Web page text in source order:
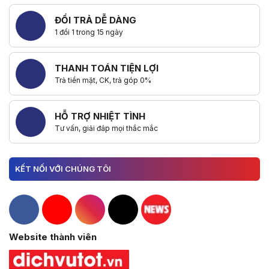
ĐỔI TRẢ DỄ DÀNG
1 đổi 1 trong 15 ngày
THANH TOÁN TIỆN LỢI
Trả tiền mặt, CK, trả góp 0%
HỖ TRỢ NHIỆT TÌNH
Tư vấn, giải đáp mọi thắc mắc
KẾT NỐI VỚI CHÚNG TÔI
Hacom Facebook
Hacom YouTube
Hacom Instagram
Hacom TikTok
Website thành viên